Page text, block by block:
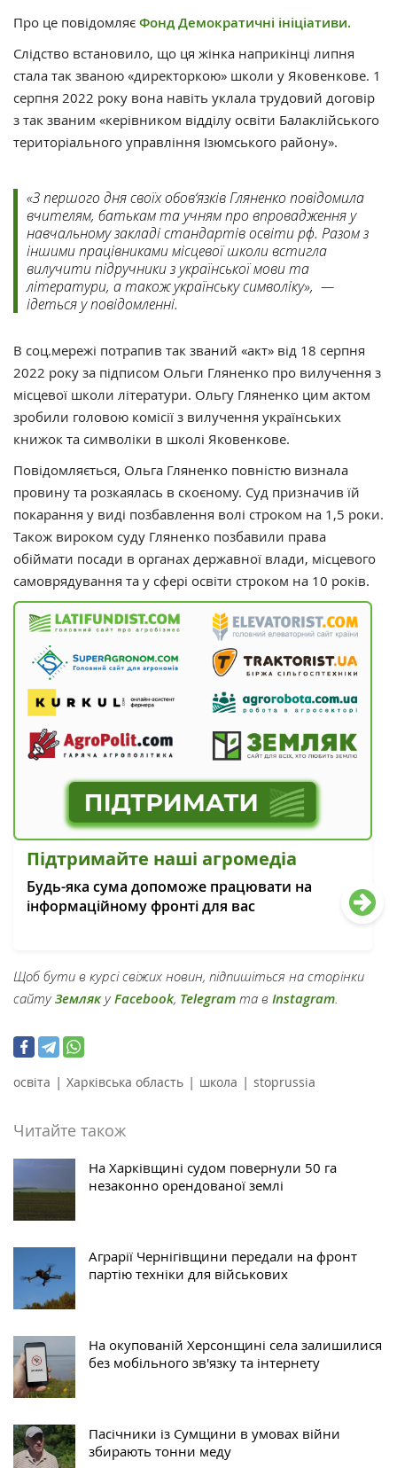
Про це повідомляє Фонд Демократичні ініціативи.
Слідство встановило, що ця жінка наприкінці липня
стала так званою «директоркою» школи у Яковенкове. 1
серпня 2022 року вона навіть уклала трудовий договір
з так званим «керівником відділу освіти Балаклійського
територіального управління Ізюмського району».
«З першого дня своїх обов‘язків Гляненко повідомила
вчителям, батькам та учням про впровадження у
навчальному закладі стандартів освіти рф. Разом з
іншими працівниками місцевої школи встигла
вилучити підручники з української мови та
літератури, а також українську символіку», —
ідеться у повідомленні.
В соц.мережі потрапив так званий «акт» від 18 серпня
2022 року за підписом Ольги Гляненко про вилучення з
місцевої школи літератури. Ольгу Гляненко цим актом
зробили головою комісії з вилучення українських
книжок та символіки в школі Яковенкове.
Повідомляється, Ольга Гляненко повністю визнала
провину та розкаялась в скоєному. Суд призначив їй
покарання у виді позбавлення волі строком на 1,5 роки.
Також вироком суду Гляненко позбавили права
обіймати посади в органах державної влади, місцевого
самоврядування та у сфері освіти строком на 10 років.
Підтримайте наші агромедіа
Будь-яка сума допоможе працювати на
інформаційному фронті для вас
Щоб бути в курсі свіжих новин, підпишіться на сторінки
сайтуЗемлякуFacebook, Telegram та в Instagram.
освіта | Харківська область | школа | stoprussia
Читайте також
На Харківщині судом повернули 50 га
незаконно орендованої землі
Аграрії Чернігівщини передали на фронт
партію техніки для військових
На окупованій Херсонщині села залишилися
без мобільного зв'язку та інтернету
Пасічники із Сумщини в умовах війни
збирають тонни меду